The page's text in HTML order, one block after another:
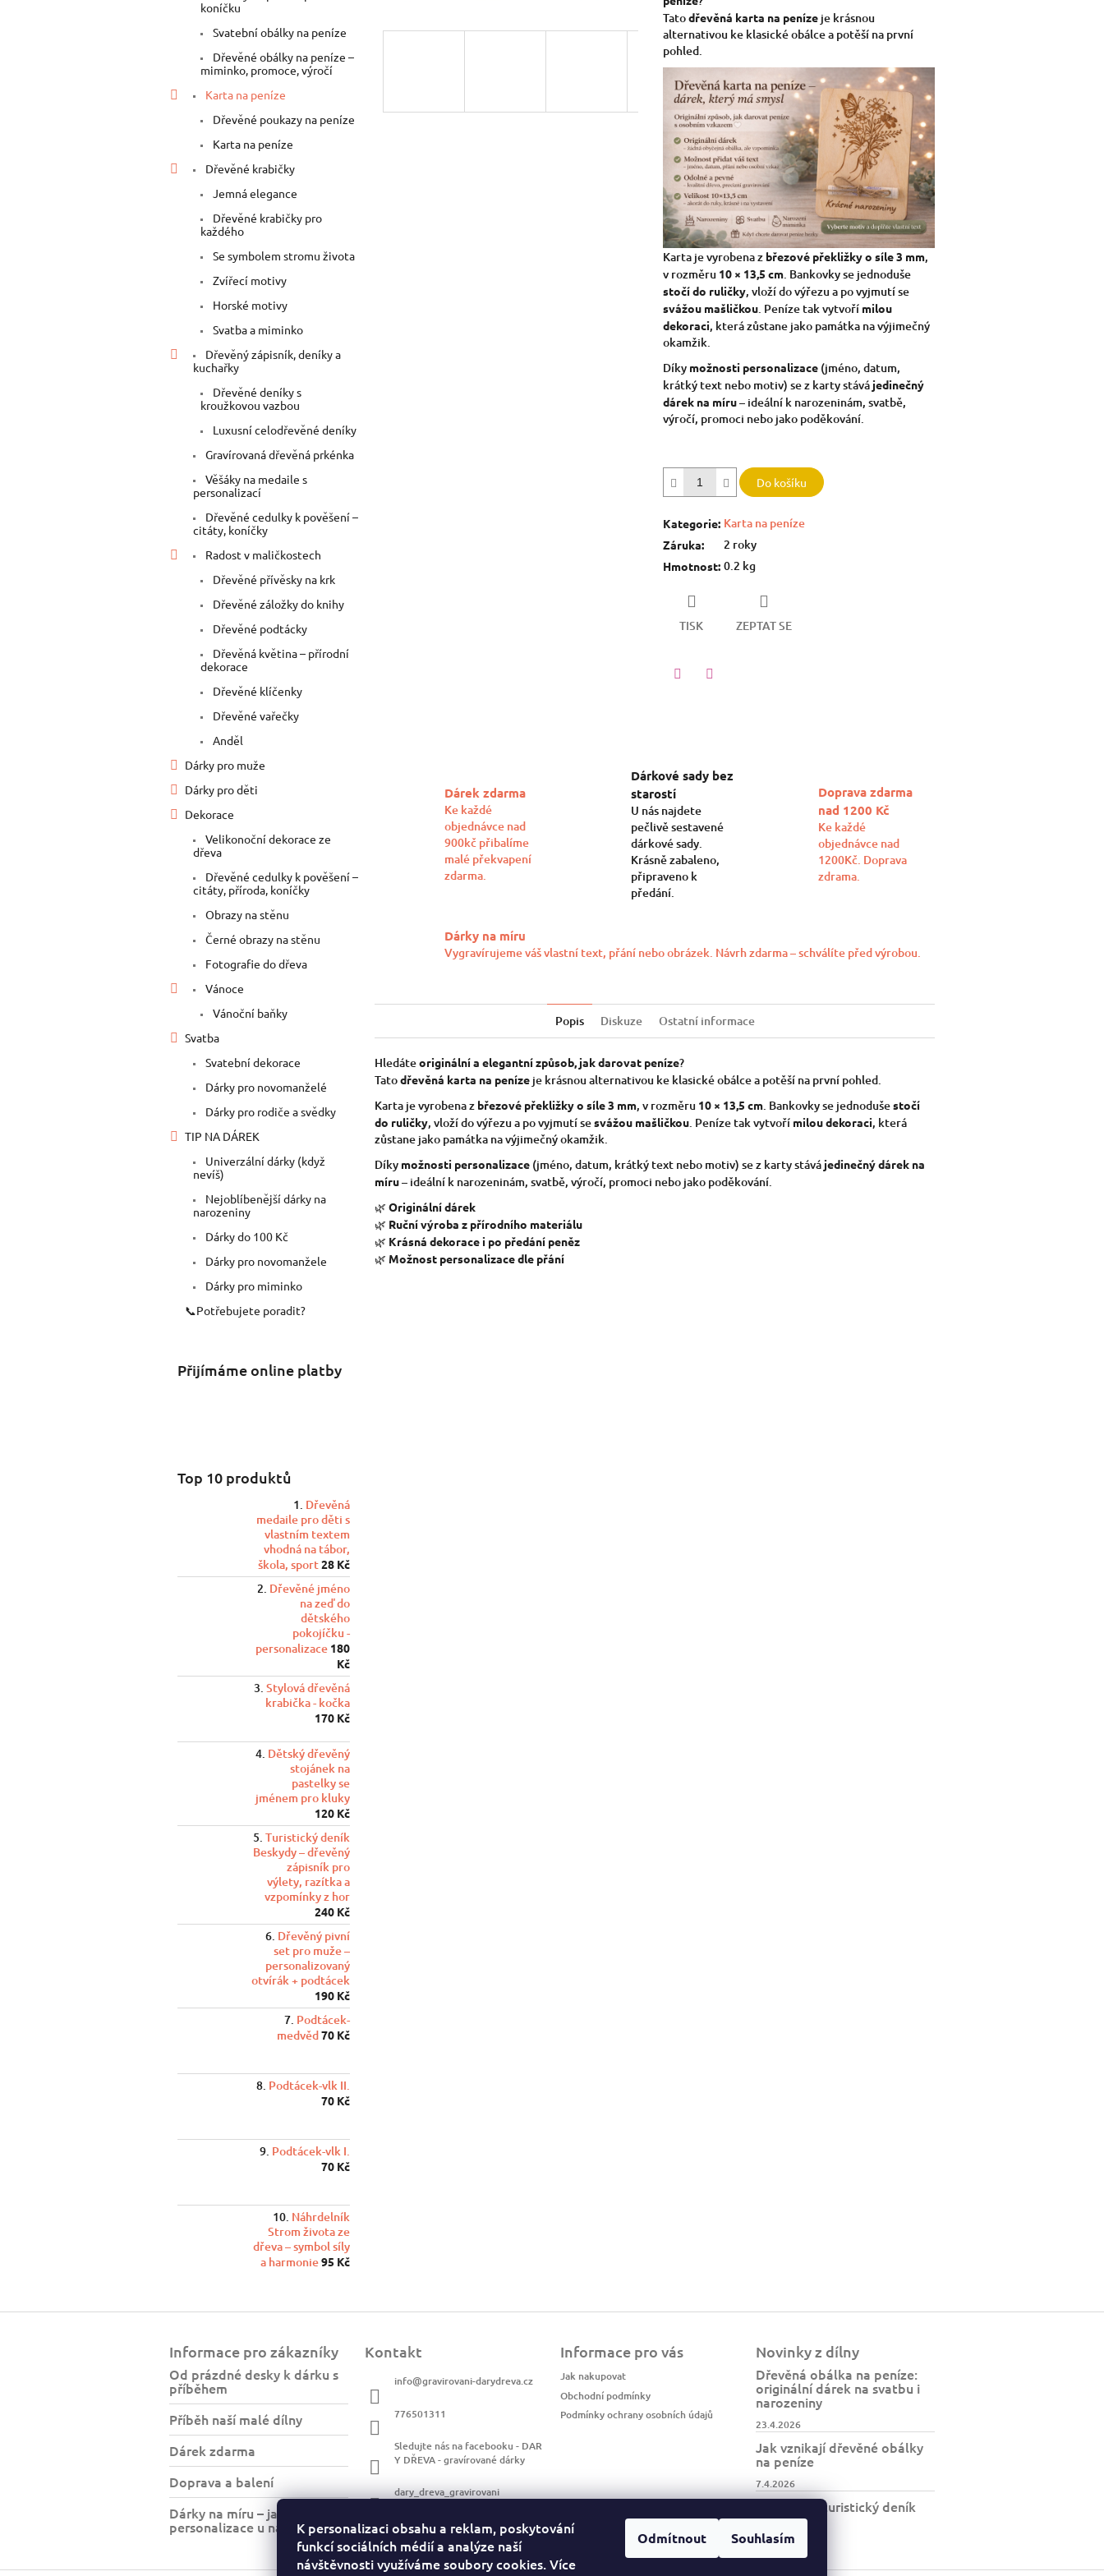
K personalizaci obsahu a reklam, poskytování
funkcí sociálních médií a analýze naší
návštěvnosti využíváme soubory cookies. Více
Odmítnout Souhlasím
koníčku
Svatební obálky na peníze
Dřevěné obálky na peníze –
miminko, promoce, výročí
Karta na peníze
Dřevěné poukazy na peníze
Karta na peníze
Dřevěné krabičky
Jemná elegance
Dřevěné krabičky pro
každého
Se symbolem stromu života
Zvířecí motivy
Horské motivy
Svatba a miminko
Dřevěný zápisník, deníky a
kuchařky
Dřevěné deníky s
kroužkovou vazbou
Luxusní celodřevěné deníky
Gravírovaná dřevěná prkénka
Věšáky na medaile s
personalizací
Dřevěné cedulky k pověšení –
citáty, koníčky
Radost v maličkostech
Dřevěné přívěsky na krk
Dřevěné záložky do knihy
Dřevěné podtácky
Dřevěná květina – přírodní
dekorace
Dřevěné klíčenky
Dřevěné vařečky
Anděl
Dárky pro muže
Dárky pro děti
Dekorace
Velikonoční dekorace ze
dřeva
Dřevěné cedulky k pověšení –
citáty, příroda, koníčky
Obrazy na stěnu
Černé obrazy na stěnu
Fotografie do dřeva
Vánoce
Vánoční baňky
Svatba
Svatební dekorace
Dárky pro novomanželé
Dárky pro rodiče a svědky
TIP NA DÁREK
Univerzální dárky (když
nevíš)
Nejoblíbenější dárky na
narozeniny
Dárky do 100 Kč
Dárky pro novomanžele
Dárky pro miminko
📞Potřebujete poradit?
Přijímáme online platby
Top 10 produktů
Dřevěná
medaile pro děti s
vlastním textem
vhodná na tábor,
škola, sport28 Kč
Dřevěné jméno
na zeď do
dětského
pokojíčku -
personalizace 180
Kč
Stylová dřevěná
krabička - kočka
170 Kč
Dětský dřevěný
stojánek na
pastelky se
jménem pro kluky
120 Kč
Turistický deník
Beskydy – dřevěný
zápisník pro
výlety, razítka a
vzpomínky z hor
240 Kč
Dřevěný pivní
set pro muže –
personalizovaný
otvírák + podtácek
190 Kč
Podtácek-
medvěd70 Kč
Podtácek-vlk II.
70 Kč
Podtácek-vlk I.
70 Kč
Náhrdelník
Strom života ze
dřeva – symbol síly
a harmonie95 Kč
5
hvězdiček.
Tatodřevěná karta na peníze je krásnou
alternativou ke klasické obálce a potěší na první
pohled.
Karta je vyrobena z březové překližky o síle 3 mm,
v rozměru 10 × 13,5 cm. Bankovky se jednoduše
stočí do ruličky, vloží do výřezu a po vyjmutí se
svážou mašličkou. Peníze tak vytvoří milou
dekoraci, která zůstane jako památka na výjimečný
okamžik.
Díky možnosti personalizace (jméno, datum,
krátký text nebo motiv) se z karty stává jedinečný
dárek na míru– ideální k narozeninám, svatbě,
výročí, promoci nebo jako poděkování.
Do košíku
Kategorie: Karta na peníze
Záruka: 2 roky
Hmotnost: 0.2 kg
TISK ZEPTAT SE
Dárek zdarma
Ke každé
objednávce nad
900kč přibalíme
malé překvapení
zdarma.
Dárkové sady bez
starostí
U nás najdete
pečlivě sestavené
dárkové sady.
Krásně zabaleno,
připraveno k
předání.
Doprava zdarma
nad 1200 Kč
Ke každé
objednávce nad
1200Kč. Doprava
zdrama.
Dárky na míru
Vygravírujeme váš vlastní text, přání nebo obrázek. Návrh zdarma – schválíte před výrobou.
Popis Diskuze Ostatní informace
Hledáteoriginální a elegantní způsob, jak darovat peníze?
Tatodřevěná karta na peníze je krásnou alternativou ke klasické obálce a potěší na první pohled.
Karta je vyrobena z březové překližky o síle 3 mm, v rozměru 10 × 13,5 cm . Bankovky se jednodušestočí
do ruličky, vloží do výřezu a po vyjmutí sesvážou mašličkou . Peníze tak vytvoří milou dekoraci, která
zůstane jako památka na výjimečný okamžik.
Díky možnosti personalizace (jméno, datum, krátký text nebo motiv) se z karty stává jedinečný dárek na
míru– ideální k narozeninám, svatbě, výročí, promoci nebo jako poděkování.
🌿 Originální dárek
🌿 Ruční výroba z přírodního materiálu
🌿 Krásná dekorace i po předání peněz
🌿 Možnost personalizace dle přání
Informace pro zákazníky
Od prázdné desky k dárku s
příběhem
Příběh naší malé dílny
Dárek zdarma
Doprava a balení
Dárky na míru – jak funguje
personalizace u nás?
Kontakt
info@gravirovani-darydreva.cz
776501311
Sledujte nás na facebooku - DAR
Y DŘEVA - gravírované dárky
dary_dreva_gravirovani
Informace pro vás
Jak nakupovat
Obchodní podmínky
Podmínky ochrany osobních údajů
Novinky z dílny
Dřevěná obálka na peníze:
originální dárek na svatbu i
narozeniny
23.4.2026
Jak vznikají dřevěné obálky
na peníze
7.4.2026
Jak vzniká turistický deník
BESKYDY
30.3.2026